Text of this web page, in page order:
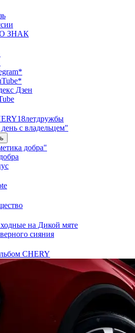
ЗНАК
Дзен
с владельцем"
добра"
на Дикой мяте
сияния
CHERY